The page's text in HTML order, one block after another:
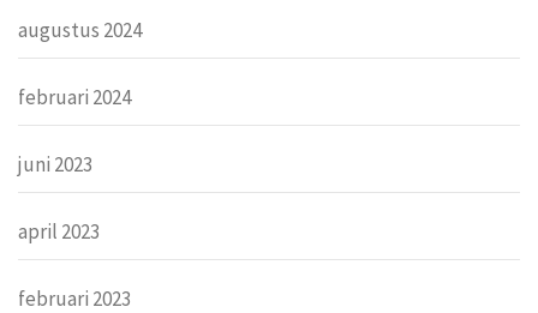
augustus 2024
februari 2024
juni 2023
april 2023
februari 2023